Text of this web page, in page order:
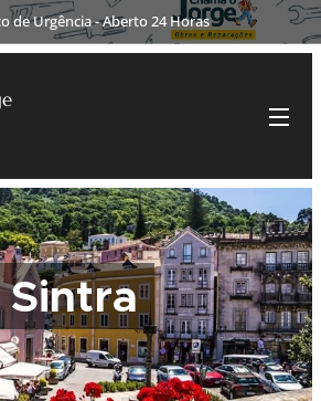
de Urgência - Aberto 24 Horas
Sintra